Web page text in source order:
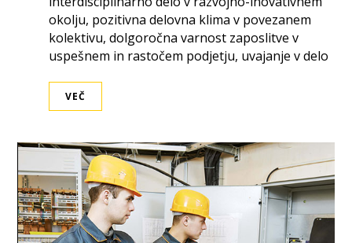
okolju, pozitivna delovna klima v povezanem
kolektivu, dolgoročna varnost zaposlitve v
uspešnem in rastočem podjetju, uvajanje v delo
VEČ